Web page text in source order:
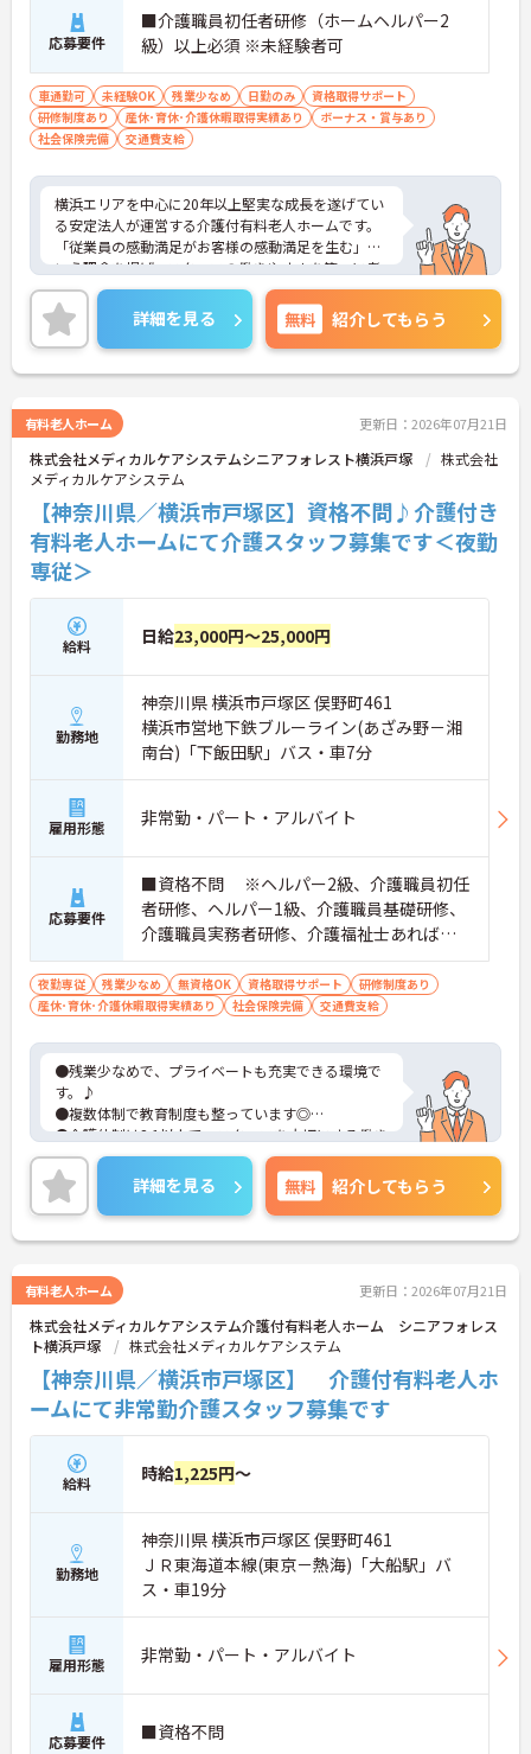
設けているため、現場での日々の努力や実績が正当
に評価され、モチベーションを高めながら業務に取
【地域に根ざした安定基盤のもとでキャリアを築け
ます】
・横浜エリアで20年以上にわたり、創業から継続し
で、将来的な法人の存続不安を感じることなく業務
に集中できます
・マネジメント研修など、継続的な学びの機会が提
供されているため、働きながら介護職としての専門
性や思考力をさらに深めていける環境です
応募要件
■介護職員初任者研修（ホームヘルパー2
級）以上必須 ※未経験者可
車通勤可 未経験OK 残業少なめ 日勤のみ
資格取得サポート
研修制度あり
産休･育休･介護休暇取得実績あり
ボーナス・賞与あり
社会保険完備
交通費支給
横浜エリアを中心に20年以上堅実な成長を遂げてい
る安定法人が運営する介護付有料老人ホームです。
「従業員の感動満足がお客様の感動満足を生む」と
いう理念を掲げ、スタッフの働きやすさを第一に考
えた環境整備に力を入れています。全拠点共通で
「眠りスキャン」やインカム、ケア記録ソフトなど
の最新ICT機器を導入しており、業務の効率化とスタ
ッフの身体的負担の軽減を実現しています。さら
に、有資格者の方のキャリア形成を応援するため、
ネジメントやリーダーシップを学べる独自の研修プ
ログラムも充実しています。日勤のみの無理のない
シフトで働きながら、さらなるスキルアップと長期
的なキャリアアップを目指せる、非常に魅力的な職
場環境です。
★おすすめPOINT★
【ICT機器の積極的な導入で、身体的負担を抑えなが
ら働けます】
し、効率的な見守りと円滑な情報共有を実現してい
ます
・無駄な業務が削減されることで心身のゆとりが生
まれ、ご入居者様お一人おひとりに寄り添ったケア
ができます
【実務者研修の無料受講制度など、専門性を高めら
れる環境です】
・働きながら実務者研修を無料で受講できるなど、
有資格者のさらなるキャリアアップを支援していま
しており、将来のリーダー候補として成長していけ
ます
・横浜型地域貢献企業にも認定された信頼ある法人
で、ライフステージが変わっても安心して働き続け
られます
フの貢献をしっかりと評価し還元する体制が整って
います
詳細を見る 無料 紹介してもらう
有料老人ホーム 更新日：2026年07月21日
株式会社メディカルケアシステムシニアフォレスト横浜戸塚
株式会社
メディカルケアシステム
【神奈川県／横浜市戸塚区】資格不問♪介護付き
有料老人ホームにて介護スタッフ募集です＜夜勤
専従＞
給料 日給23,000円～25,000円
勤務地
神奈川県 横浜市戸塚区 俣野町461
横浜市営地下鉄ブルーライン(あざみ野－湘
南台)「下飯田駅」バス・車7分
雇用形態 非常勤・パート・アルバイト
応募要件
■資格不問 ※ヘルパー2級、介護職員初任
者研修、ヘルパー1級、介護職員基礎研修、
介護職員実務者研修、介護福祉士あれば尚
可
夜勤専従 残業少なめ 無資格OK 資格取得サポート
研修制度あり
産休･育休･介護休暇取得実績あり
社会保険完備 交通費支給
●残業少なめで、プライベートも充実できる環境で
す。♪
●複数体制で教育制度も整っています◎
●介護体制は2:1以上で、スタッフを大切にする働き
やすい環境です★
詳細を見る 無料 紹介してもらう
有料老人ホーム 更新日：2026年07月21日
株式会社メディカルケアシステム介護付有料老人ホーム シニアフォレス
ト横浜戸塚
株式会社メディカルケアシステム
【神奈川県／横浜市戸塚区】 介護付有料老人ホ
ームにて非常勤介護スタッフ募集です
給料 時給1,225円～
勤務地
神奈川県 横浜市戸塚区 俣野町461
ＪＲ東海道本線(東京－熱海)「大船駅」バ
ス・車19分
雇用形態 非常勤・パート・アルバイト
応募要件 ■資格不問